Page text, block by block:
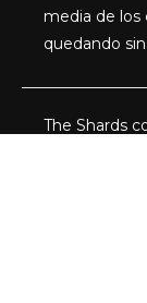
media de los
quedando
The Shards